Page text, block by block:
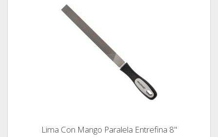
Lima Con Mango Paralela Entrefina 8"